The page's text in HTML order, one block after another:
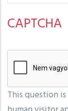
CAPTCHA
This question